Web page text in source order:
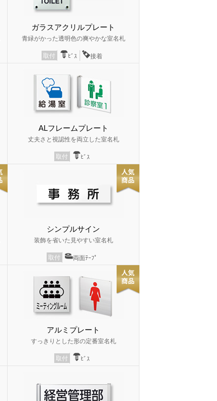
ガラスアクリルプレート
青緑がかった透明色の爽やかな室名札
取付 ﾋﾞｽ 接着
ALフレームプレート
丈夫さと視認性を両立した室名札
取付 ﾋﾞｽ
シンプルサイン
装飾を省いた見やすい室名札
取付 両面ﾃｰﾌﾟ
アルミプレート
すっきりとした形の定番室名札
取付 ﾋﾞｽ